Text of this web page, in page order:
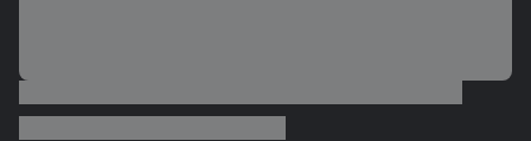
ao tentar embarcar em...